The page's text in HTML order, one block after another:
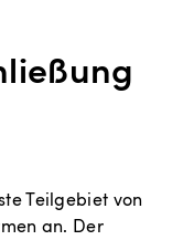
Teilgebiet von
an. Der